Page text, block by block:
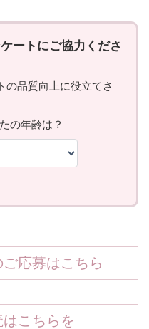
応募はこちら
こちらを